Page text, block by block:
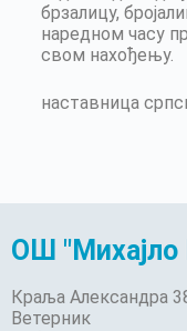
брзалицу,
наредном часу
свом нахођењу.
наставница
ОШ "Михајло
Краља Александра
Ветерник